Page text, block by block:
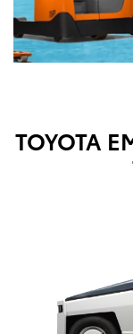
TOYOTA
Anterior